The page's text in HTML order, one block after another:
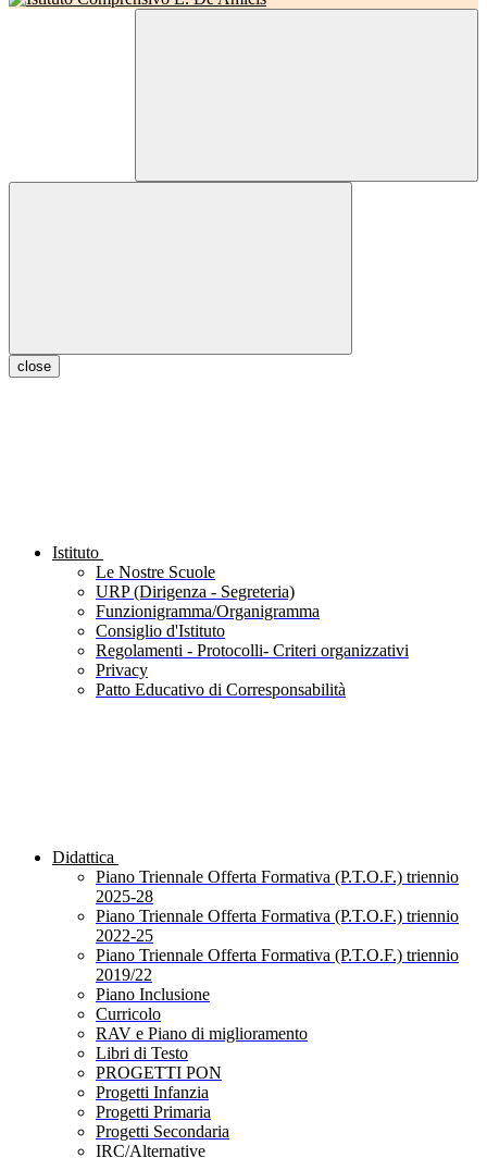
close
Istituto
Le Nostre Scuole
URP (Dirigenza - Segreteria)
Funzionigramma/Organigramma
Consiglio d'Istituto
Regolamenti - Protocolli- Criteri organizzativi
Privacy
Patto Educativo di Corresponsabilità
Didattica
Piano Triennale Offerta Formativa (P.T.O.F.) triennio
2025-28
Piano Triennale Offerta Formativa (P.T.O.F.) triennio
2022-25
Piano Triennale Offerta Formativa (P.T.O.F.) triennio
2019/22
Piano Inclusione
Curricolo
RAV e Piano di miglioramento
Libri di Testo
PROGETTI PON
Progetti Infanzia
Progetti Primaria
Progetti Secondaria
IRC/Alternative